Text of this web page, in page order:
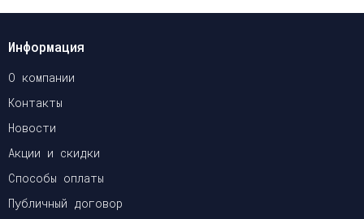
Информация
О компании
Контакты
Новости
Акции и скидки
Способы оплаты
Публичный договор